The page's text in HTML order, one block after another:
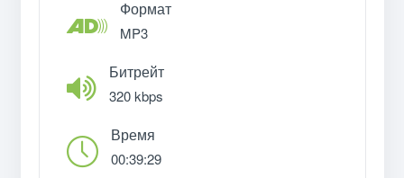
Формат
MP3
Битрейт
320 kbps
Время
00:39:29